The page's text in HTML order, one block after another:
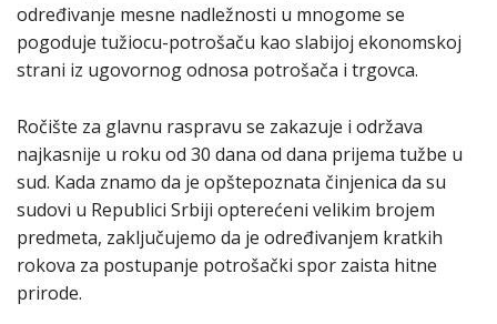
određivanje mesne nadležnosti u mnogome se
pogoduje tužiocu-potrošaču kao slabijoj ekonomskoj
strani iz ugovornog odnosa potrošača i trgovca.
Ročište za glavnu raspravu se zakazuje i održava
najkasnije u roku od 30 dana od dana prijema tužbe u
sud. Кada znamo da je opštepoznata činjenica da su
sudovi u Republici Srbiji opterećeni velikim brojem
predmeta, zaključujemo da je određivanjem kratkih
rokova za postupanje potrošački spor zaista hitne
prirode.